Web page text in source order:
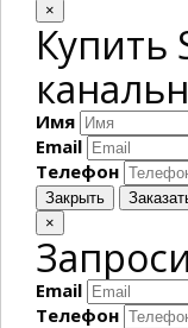
×
Купить
Имя
Email
Телефон
Закрыть
×
Email
Телефон